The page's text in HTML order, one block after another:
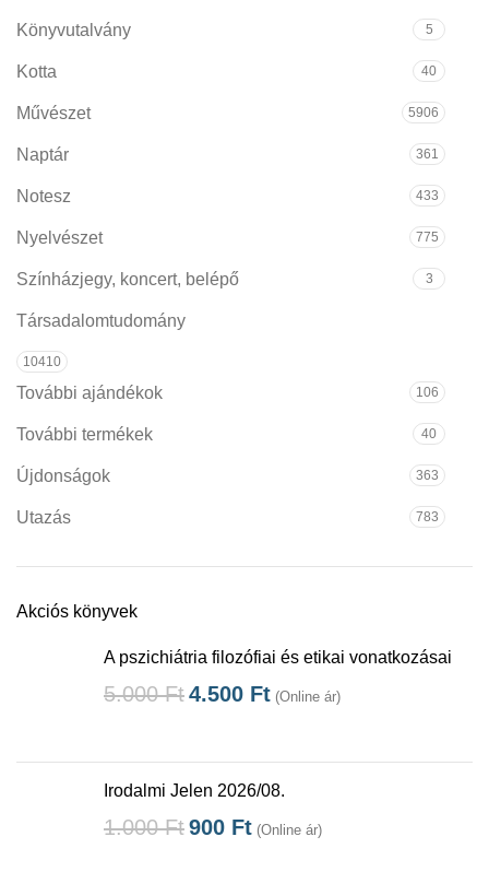
Könyvutalvány 5
Kotta 40
Művészet 5906
Naptár 361
Notesz 433
Nyelvészet 775
Színházjegy, koncert, belépő 3
Társadalomtudomány
10410
További ajándékok 106
További termékek 40
Újdonságok 363
Utazás 783
Akciós könyvek
A pszichiátria filozófiai és etikai vonatkozásai
5.000Ft4.500 Ft (Online ár)
Irodalmi Jelen 2026/08.
1.000Ft900 Ft (Online ár)